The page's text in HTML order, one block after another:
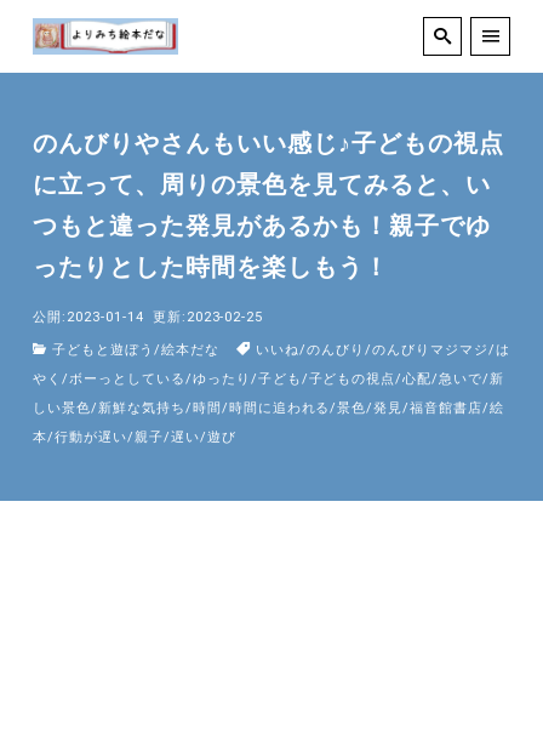
のんびりやさんもいい感じ♪子どもの視点
に立って、周りの景色を見てみると、い
つもと違った発見があるかも！親子でゆ
ったりとした時間を楽しもう！
公開:2023-01-14 更新:2023-02-25
子どもと遊ぼう /絵本だな いいね/のんびり /のんびりマジマジ/は
やく /ボーっとしている/ゆったり /子ども/子どもの視点/心配/急いで/新
しい景色/新鮮な気持ち/ 時間/ 時間に追われる/景色/発見/福音館書店/絵
本/行動が遅い/親子/遅い/遊び